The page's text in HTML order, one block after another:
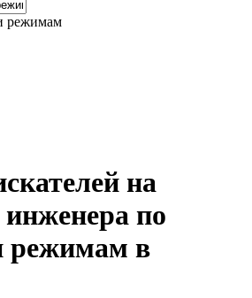
режимам
на
по
режимам в